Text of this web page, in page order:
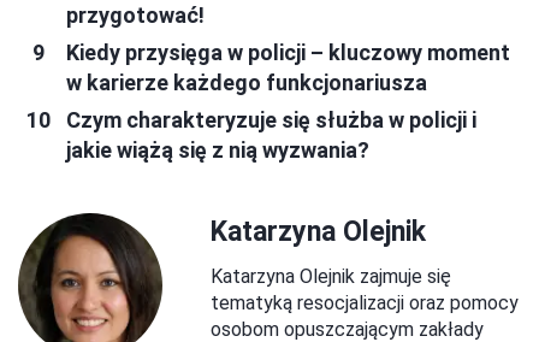
przygotować!
Kiedy przysięga w policji – kluczowy moment
w karierze każdego funkcjonariusza
Czym charakteryzuje się służba w policji i
jakie wiążą się z nią wyzwania?
Katarzyna Olejnik
Katarzyna Olejnik zajmuje się
tematyką resocjalizacji oraz pomocy
osobom opuszczającym zakłady